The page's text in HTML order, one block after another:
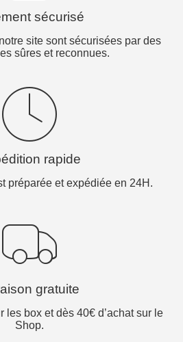
sécurisé
site sont sécurisées par des
sûres et reconnues.
rapide
préparée et expédiée en 24H.
gratuite
les box et dès 40€ d’achat sur le
Shop.